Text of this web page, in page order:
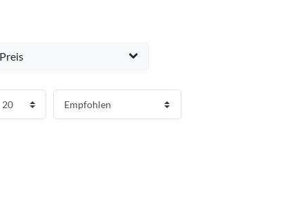
Preis
EUR
Übernehmen